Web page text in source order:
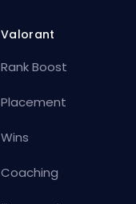
Valorant
Rank Boost
Placement
Wins
Coaching